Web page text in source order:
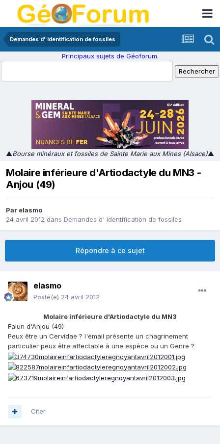
Demandes d' identification de fossiles
Principaux sujets de Géoforum.
▲Bourse minéraux et fossiles de Sainte Marie aux Mines (Alsace)▲
Molaire inférieure d'Artiodactyle du MN3 -
Anjou (49)
Par elasmo
24 avril 2012 dans Demandes d' identification de fossiles
Répondre à ce sujet
elasmo
Posté(e) 24 avril 2012
Molaire inférieure d'Artiodactyle du MN3
Falun d'Anjou (49)
Peux être un Cervidae ? l'émail présente un chagrinement
particulier peux être affectable à une espèce ou un Genre ?
Citer